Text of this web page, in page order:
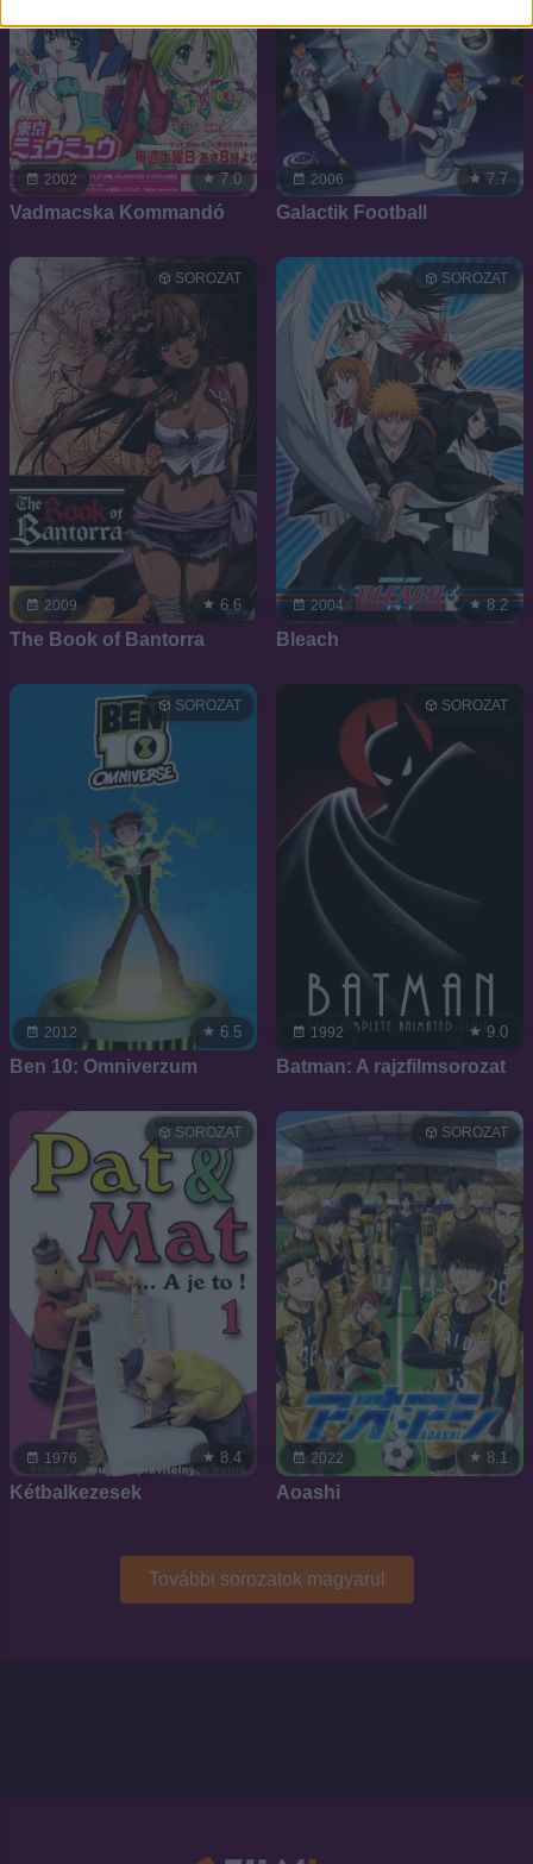
2002 7.0
Vadmacska Kommandó
2006 7.7
Galactik Football
2009
SOROZAT
6.6
The Book of Bantorra
2004
SOROZAT
8.2
Bleach
2012
SOROZAT
6.5
Ben 10: Omniverzum
1992
SOROZAT
9.0
Batman: A rajzfilmsorozat
1976
SOROZAT
8.4
Kétbalkezesek
2022
SOROZAT
8.1
Aoashi
További sorozatok magyarul